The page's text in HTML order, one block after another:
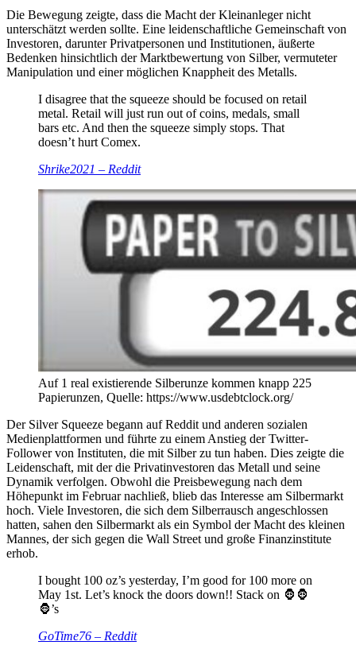
Die Bewegung zeigte, dass die Macht der Kleinanleger nicht
unterschätzt werden sollte. Eine leidenschaftliche Gemeinschaft von
Investoren, darunter Privatpersonen und Institutionen, äußerte
Bedenken hinsichtlich der Marktbewertung von Silber, vermuteter
Manipulation und einer möglichen Knappheit des Metalls.
I disagree that the squeeze should be focused on retail
metal. Retail will just run out of coins, medals, small
bars etc. And then the squeeze simply stops. That
doesn’t hurt Comex.
Shrike2021 – Reddit
Auf 1 real existierende Silberunze kommen knapp 225
Papierunzen, Quelle: https://www.usdebtclock.org/
Der Silver Squeeze begann auf Reddit und anderen sozialen
Medienplattformen und führte zu einem Anstieg der Twitter-
Follower von Instituten, die mit Silber zu tun haben. Dies zeigte die
Leidenschaft, mit der die Privatinvestoren das Metall und seine
Dynamik verfolgen. Obwohl die Preisbewegung nach dem
Höhepunkt im Februar nachließ, blieb das Interesse am Silbermarkt
hoch. Viele Investoren, die sich dem Silberrausch angeschlossen
hatten, sahen den Silbermarkt als ein Symbol der Macht des kleinen
Mannes, der sich gegen die Wall Street und große Finanzinstitute
erhob.
I bought 100 oz’s yesterday, I’m good for 100 more on
May 1st. Let’s knock the doors down!! Stack on 🦍🦍
🦍’s
GoTime76 – Reddit